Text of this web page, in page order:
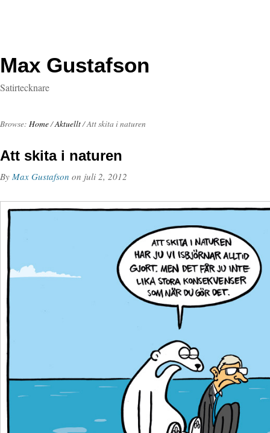
Max Gustafson
Satirtecknare
Browse: Home/Aktuellt/Att skita i naturen
Att skita i naturen
By Max Gustafson on juli 2, 2012